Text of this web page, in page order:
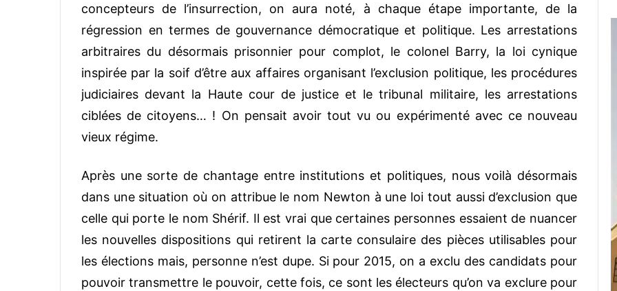
concepteurs de l’insurrection, on aura noté, à chaque étape importante, de la
régression en termes de gouvernance démocratique et politique. Les arrestations
arbitraires du désormais prisonnier pour complot, le colonel Barry, la loi cynique
inspirée par la soif d’être aux affaires organisant l’exclusion politique, les procédures
judiciaires devant la Haute cour de justice et le tribunal militaire, les arrestations
ciblées de citoyens… ! On pensait avoir tout vu ou expérimenté avec ce nouveau
vieux régime.
Après une sorte de chantage entre institutions et politiques, nous voilà désormais
dans une situation où on attribue le nom Newton à une loi tout aussi d’exclusion que
celle qui porte le nom Shérif. Il est vrai que certaines personnes essaient de nuancer
les nouvelles dispositions qui retirent la carte consulaire des pièces utilisables pour
les élections mais, personne n’est dupe. Si pour 2015, on a exclu des candidats pour
pouvoir transmettre le pouvoir, cette fois, ce sont les électeurs qu’on va exclure pour